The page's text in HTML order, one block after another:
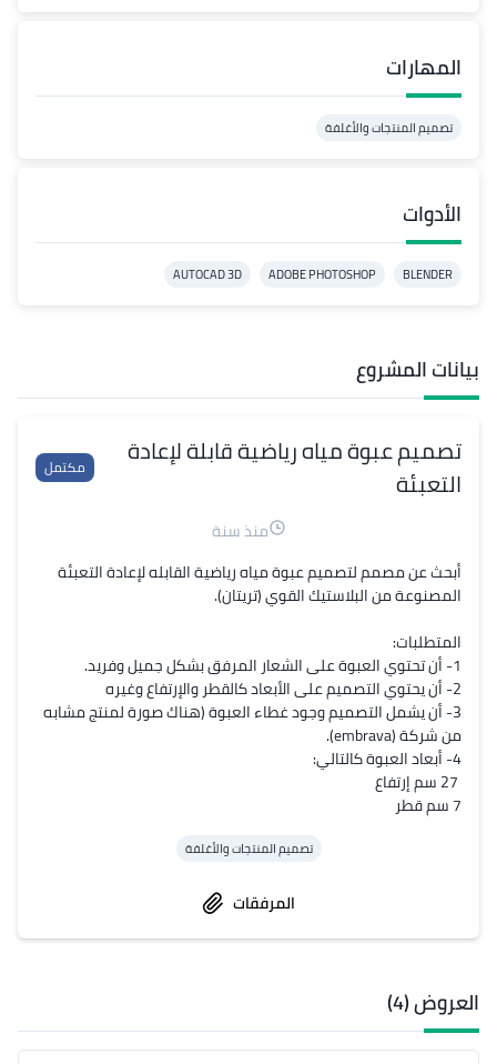
المهارات
تصميم المنتجات والأغلفة
الأدوات
BLENDER
ADOBE PHOTOSHOP
AUTOCAD 3D
بيانات المشروع
تصميم عبوة مياه رياضية قابلة لإعادة
التعبئة
مكتمل
منذ سنة
7 سم قطر
تصميم المنتجات والأغلفة
المرفقات
العروض (4)